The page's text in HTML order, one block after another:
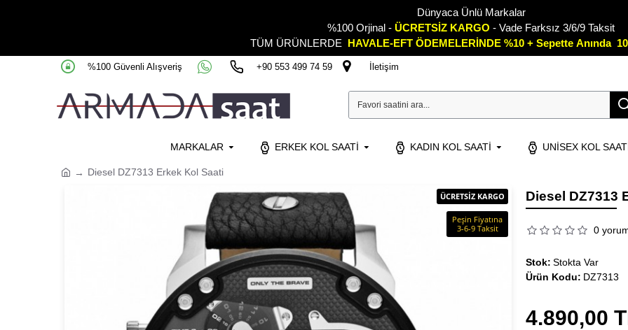
Dünyaca Ünlü Markalar
%100 Orjinal - ÜCRETSİZ KARGO - Vade Farksız 3/6/9 Taksit
TÜM ÜRÜNLERDE HAVALE-EFT ÖDEMELERİNDE %10 + Sepette Anında
%100 Güvenli Alışveriş +90 553 499 74 59 İletişim
MARKALAR ERKEK KOL SAATI KADIN KOL SAATI UNISEX KOL
Diesel DZ7313 Erkek Kol Saati
ÜCRETSİZ KARGO
Peşin Fiyatına
3-6-9 Taksit
Diesel DZ7313
0
4.890,00
Stok: Stokta Var
Ürün Kodu: DZ7313